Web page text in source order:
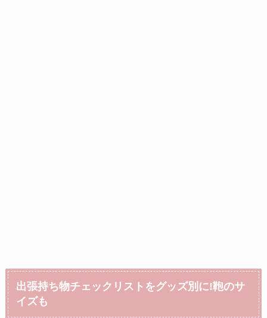
出張持ち物チェックリスト をグッズ別に!鞄のサ
イズも